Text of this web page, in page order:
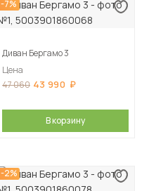
-7%
Диван Бергамо 3
Цена
47 060 43 990
В корзину
-2%